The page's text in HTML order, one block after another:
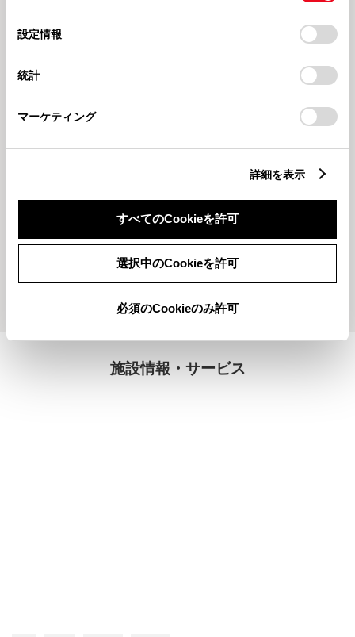
デバイスにすべてのCookie(クッキー)が保存されることに同
意したことになります。Cookie(クッキー)のオプトアウト、
設定の変更、同意を撤回したりするにあたっては、当社の
「Cookie（クッキー）情報の取り扱いについて
」をご覧くだ
設定情報
統計
マーケティング
詳細を表示
すべてのCookieを許可
選択中のCookieを許可
必須のCookieのみ許可
2026613
🚘電気自動車走行してみました🚘 🌿GWのお知らせ🌿
もっとみる
施設情報・サービス